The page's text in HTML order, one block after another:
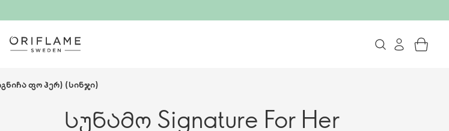
ფო ჰერ) (სინჯი)
სუნამო Signature For Her